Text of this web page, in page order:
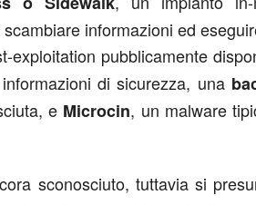
informazioni ed
exploitation pubblicamente
di sicurezza, una
e Microcin, un malware
sconosciuto, tuttavia si